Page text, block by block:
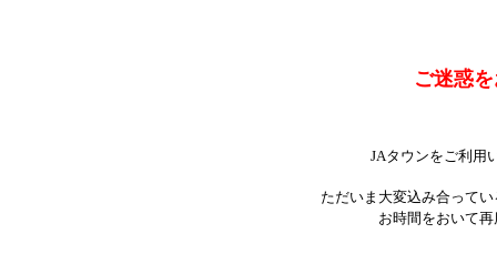
ご迷惑
JAタウンをご利用
ただいま大変込み合って
お時間をおいて